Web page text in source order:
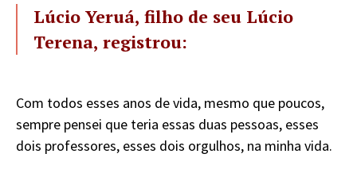
Lúcio Yeruá, filho de seu Lúcio
Terena, registrou:
Com todos esses anos de vida, mesmo que poucos,
sempre pensei que teria essas duas pessoas, esses
dois professores, esses dois orgulhos, na minha vida.